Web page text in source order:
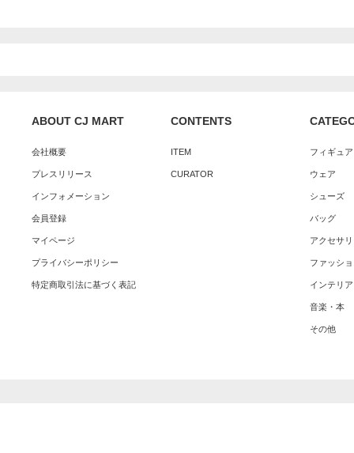
ABOUT CJ MART
会社概要
プレスリリース
インフォメーション
会員登録
マイページ
プライバシーポリシー
特定商取引法に基づく表記
CONTENTS
ITEM
CURATOR
フィギュ
ウェア
シューズ
バッグ
アクセサ
ファッシ
インテリア
音楽・本
その他